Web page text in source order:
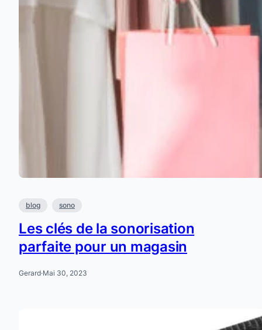
blog sono
Les clés de la sonorisation
parfaite pour un magasin
Gerard·Mai 30, 2023